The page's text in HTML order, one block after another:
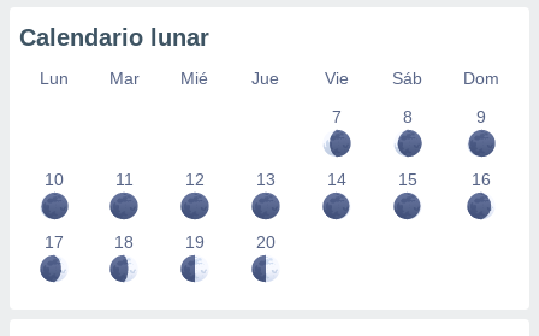
Calendario lunar
Lun Mar Mié Jue Vie Sáb
Dom
7
8 9
10 11 12 13 14 15 16
17 18 19 20